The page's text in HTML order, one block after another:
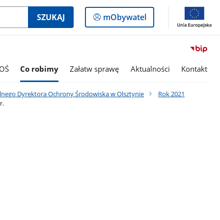
SZUKAJ
Logowanie
do
mObywatel
Co robimy Załatw sprawę Aktualności Kontakt
Dyrektora Ochrony Środowiska w Olsztynie
Rok 2021